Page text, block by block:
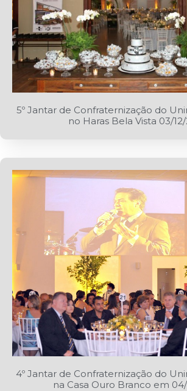
5º Jantar de Confraternização do
no Haras Bela Vista 03/12/
4º Jantar de Confraternização do
na Casa Ouro Branco em 04/